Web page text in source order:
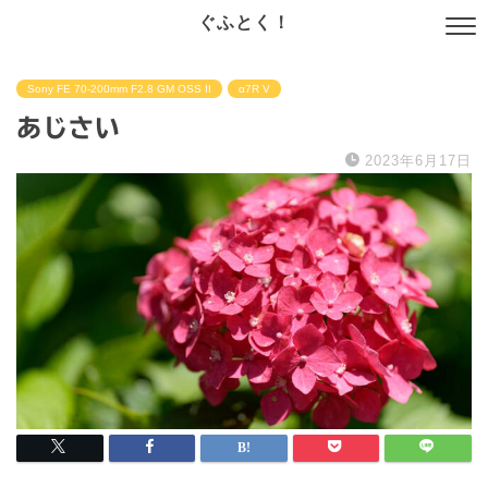
ぐふとく！
Sony FE 70-200mm F2.8 GM OSS II α7R V
あじさい
2023年6月17日